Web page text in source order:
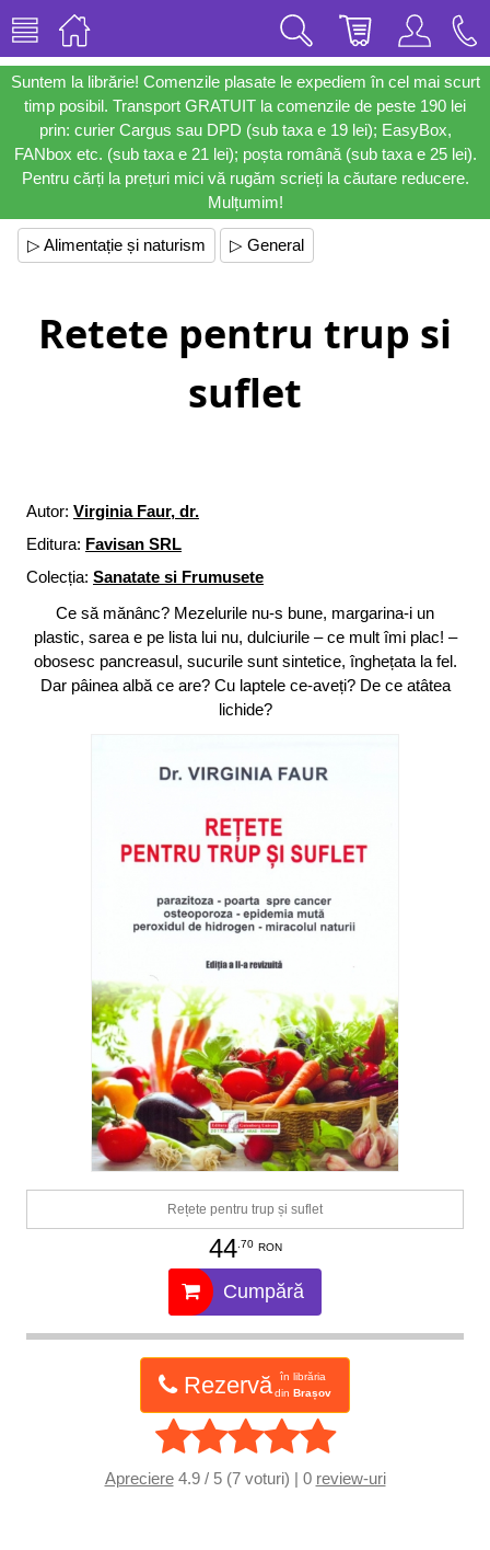
Suntem la librărie! Comenzile plasate le expediem în cel mai scurt
timp posibil. Transport GRATUIT la comenzile de peste 190 lei
prin: curier Cargus sau DPD (sub taxa e 19 lei); EasyBox,
FANbox etc. (sub taxa e 21 lei); poșta română (sub taxa e 25 lei).
Pentru cărți la prețuri mici vă rugăm scrieți la căutare reducere.
Mulțumim!
▷ Alimentație și naturism ▷ General
Retete pentru trup si
suflet
Autor: Virginia Faur, dr.
Editura: Favisan SRL
Colecția: Sanatate si Frumusete
Ce să mănânc? Mezelurile nu-s bune, margarina-i un
plastic, sarea e pe lista lui nu, dulciurile – ce mult îmi plac! –
obosesc pancreasul, sucurile sunt sintetice, înghețata la fel.
Dar pâinea albă ce are? Cu laptele ce-aveți? De ce atâtea
lichide?
Rețete pentru trup și suflet
44.70 RON
Cumpără
Rezervă
în librăria
din Brașov
Apreciere4.9 / 5 (7 voturi) | 0 review-uri